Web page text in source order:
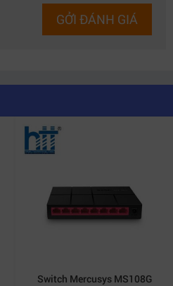
GỞI ĐÁNH GIÁ
Switch Mercusys MS108G